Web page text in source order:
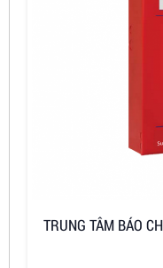
TRUNG TÂM BÁO